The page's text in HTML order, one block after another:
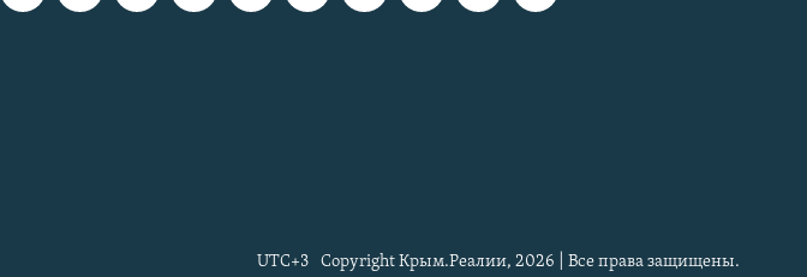
Copyright Крым.Реалии, 2026 | Все права защищены.
UTC+3